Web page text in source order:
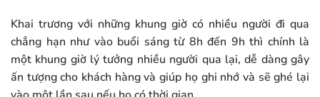
Khai trương với những khung giờ có nhiều người đi qua
chẳng hạn như vào buổi sáng từ 8h đến 9h thì chính là
một khung giờ lý tưởng nhiều người qua lại, dễ dàng gây
ấn tượng cho khách hàng và giúp họ ghi nhớ và sẽ ghé lại